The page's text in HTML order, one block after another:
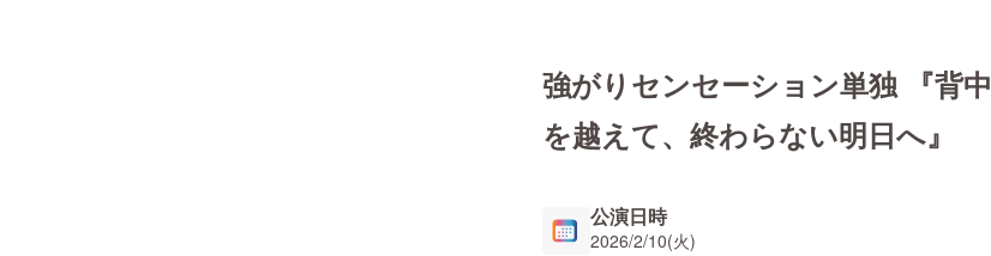
強がりセンセーション単独 『背中
を越えて、終わらない明日へ』
公演日時
2026/2/10(火)